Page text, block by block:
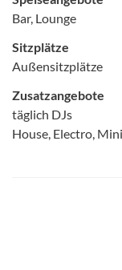
Bar, Lounge
Sitzplätze
Außensitzplätze
Zusatzangebote
täglich DJs
House, Electro,